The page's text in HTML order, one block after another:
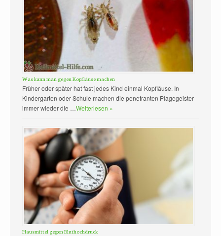
Was kann man gegen Kopfläuse machen
Früher oder später hat fast jedes Kind einmal Kopfläuse. In
Kindergarten oder Schule machen die penetranten Plagegeister
immer wieder die …Weiterlesen »
Hausmittel gegen Bluthochdruck